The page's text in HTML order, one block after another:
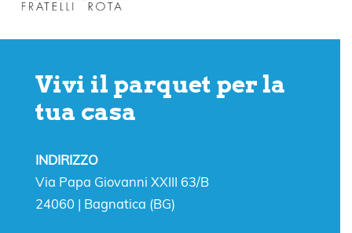
Vivi il parquet per la
tua casa
INDIRIZZO
Via Papa Giovanni XXIII 63/B
24060 | Bagnatica (BG)